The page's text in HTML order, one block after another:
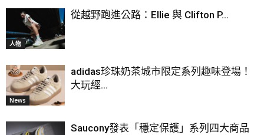
人物
從越野跑進公路：Ellie 與 Clifton P...
News
adidas珍珠奶茶城市限定系列趣味登場！
大玩經...
Saucony發表「穩定保護」系列四大商品